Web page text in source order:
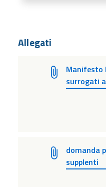
Allegati
Manifesto
surrogati
domanda
supplenti